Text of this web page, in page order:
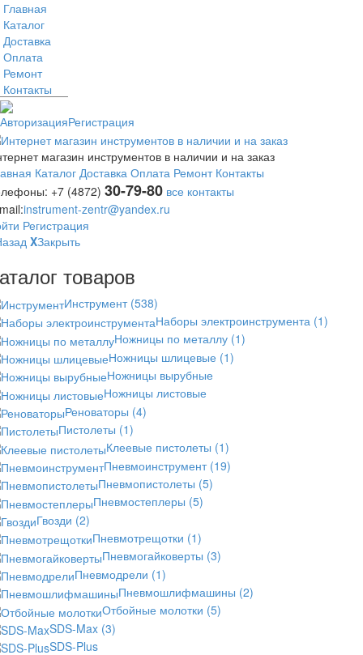
Главная
Каталог
Доставка
Оплата
Ремонт
Контакты
АвторизацияРегистрация
магазин инструментов в наличии и на заказ
Каталог Доставка Оплата Ремонт Контакты
+7 (4872) 30-79-80 все контакты
instrument-zentr@yandex.ru
Регистрация
XЗакрыть
товаров
Инструмент (538)
Наборы электроинструмента (1)
Ножницы по металлу (1)
Ножницы шлицевые (1)
Ножницы вырубные
Ножницы листовые
Реноваторы (4)
Пистолеты (1)
Клеевые пистолеты (1)
Пневмоинструмент (19)
Пневмопистолеты (5)
Пневмостеплеры (5)
Гвозди (2)
Пневмотрещотки (1)
Пневмогайковерты (3)
Пневмодрели (1)
Пневмошлифмашины (2)
Отбойные молотки (5)
SDS-Max (3)
SDS-Plus